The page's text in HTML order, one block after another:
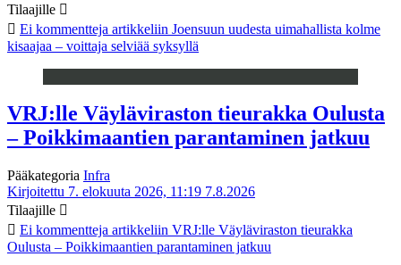
Tilaajille
Ei kommentteja artikkeliin Joensuun uudesta uimahallista kolme
kisaajaa – voittaja selviää syksyllä
VRJ:lle Väyläviraston tieurakka Oulusta
– Poikkimaantien parantaminen jatkuu
Pääkategoria Infra
Kirjoitettu 7. elokuuta 2026, 11:19 7.8.2026
Tilaajille
Ei kommentteja artikkeliin VRJ:lle Väyläviraston tieurakka
Oulusta – Poikkimaantien parantaminen jatkuu